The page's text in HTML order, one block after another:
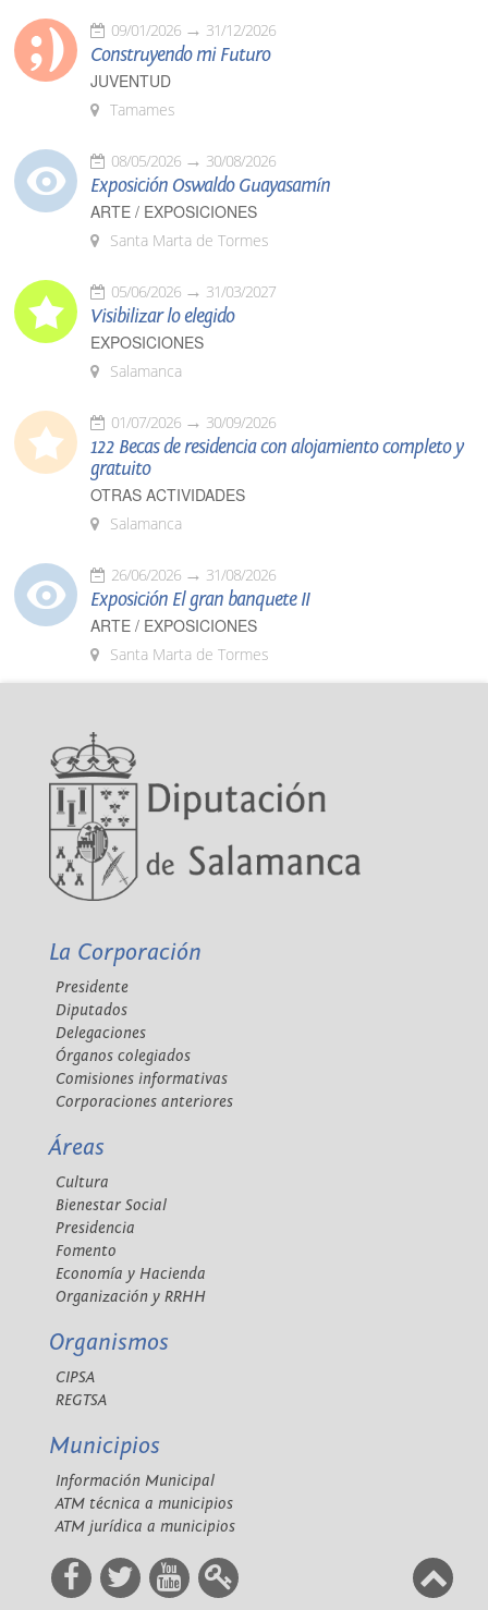
09/01/2026 31/12/2026
Construyendo mi Futuro
JUVENTUD
Tamames
08/05/2026 30/08/2026
Exposición Oswaldo Guayasamín
ARTE / EXPOSICIONES
Santa Marta de Tormes
05/06/2026 31/03/2027
Visibilizar lo elegido
EXPOSICIONES
Salamanca
01/07/2026 30/09/2026
122 Becas de residencia con alojamiento completo y
gratuito
OTRAS ACTIVIDADES
Salamanca
26/06/2026 31/08/2026
Exposición El gran banquete II
ARTE / EXPOSICIONES
Santa Marta de Tormes
La Corporación
Presidente
Diputados
Delegaciones
Órganos colegiados
Comisiones informativas
Corporaciones anteriores
Áreas
Cultura
Bienestar Social
Presidencia
Fomento
Economía y Hacienda
Organización y RRHH
Organismos
CIPSA
REGTSA
Municipios
Información Municipal
ATM técnica a municipios
ATM jurídica a municipios